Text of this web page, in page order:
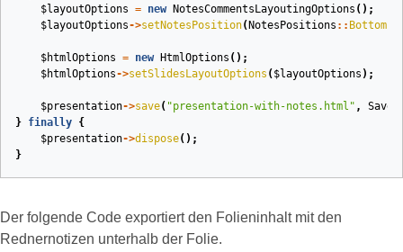
$layoutOptions = new NotesCommentsLayoutingOptions ();
$layoutOptions->setNotesPosition( NotesPositions ::
$htmlOptions = new HtmlOptions ();
$htmlOptions->setSlidesLayoutOptions ( $layoutOptions );
$presentation->save( "presentation-with-notes.html" ,
} finally {
$presentation->dispose();
}
Der folgende Code exportiert den Folieninhalt mit den
Rednernotizen unterhalb der Folie.